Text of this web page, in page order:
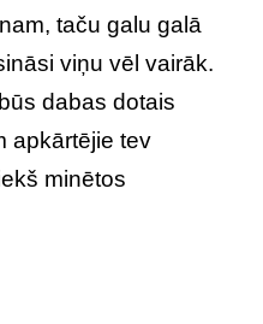
taču galu galā
viņu vēl vairāk.
dabas dotais
apkārtējie tev
minētos